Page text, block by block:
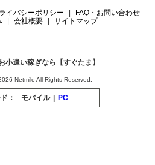
イバシーポリシー
FAQ・お問い合わせ
会社概要 サイトマップ
小遣い稼ぎなら【すぐたま】
Netmile All Rights Reserved.
： モバイル | PC